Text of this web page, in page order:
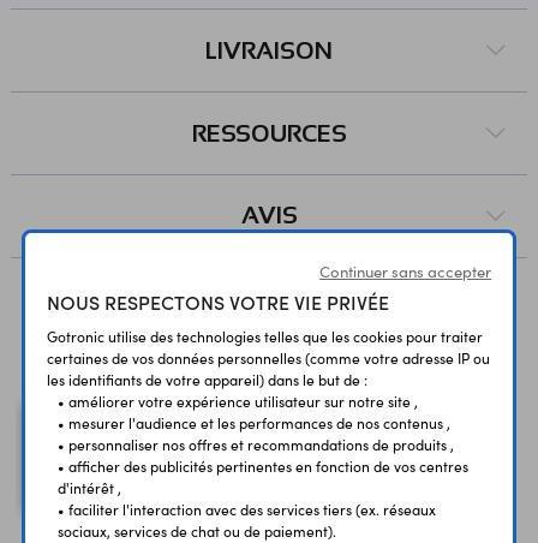
LIVRAISON
RESSOURCES
AVIS
Vous avez déja consulté
Condensateur bipolaire
100µF/100V
Continuer sans accepter
NOUS RESPECTONS VOTRE VIE PRIVÉE
Gotronic utilise des technologies telles que les cookies pour traiter
certaines de vos données personnelles (comme votre adresse IP ou
les identifiants de votre appareil) dans le but de :
• améliorer votre expérience utilisateur sur notre site ,
• mesurer l'audience et les performances de nos contenus ,
• personnaliser nos offres et recommandations de produits ,
• afficher des publicités pertinentes en fonction de vos centres
d'intérêt ,
• faciliter l'interaction avec des services tiers (ex. réseaux
sociaux, services de chat ou de paiement).